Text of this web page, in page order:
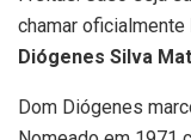
chamar oficialmente
Diógenes Silva
Dom Diógenes